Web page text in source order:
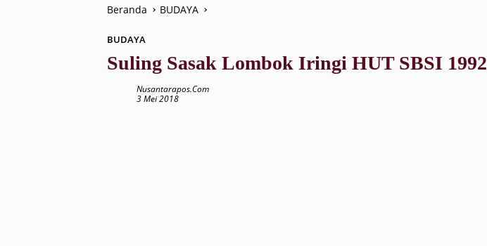
Beranda BUDAYA
BUDAYA
Suling Sasak Lombok Iringi HUT SBSI 1992
Nusantarapos.com
3 Mei 2018